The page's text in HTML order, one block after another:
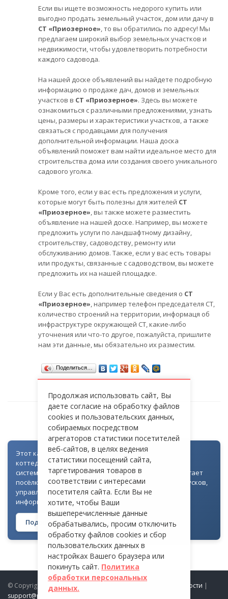
Если вы ищете возможность недорого купить или
выгодно продать земельный участок, дом или дачу в
СТ «Приозерное», то вы обратились по адресу! Мы
предлагаем широкий выбор земельных участков и
недвижимости, чтобы удовлетворить потребности
каждого садовода.
На нашей доске объявлений вы найдете подробную
информацию о продаже дач, домов и земельных
участков в СТ «Приозерное». Здесь вы можете
ознакомиться с различными предложениями, узнать
цены, размеры и характеристики участков, а также
связаться с продавцами для получения
дополнительной информации. Наша доска
объявлений поможет вам найти идеальное место для
строительства дома или создания своего уникального
садового уголка.
Кроме того, если у вас есть предложения и услуги,
которые могут быть полезны для жителей СТ
«Приозерное», вы также можете разместить
объявление на нашей доске. Например, вы можете
предложить услуги по ландшафтному дизайну,
строительству, садоводству, ремонту или
обслуживанию домов. Также, если у вас есть товары
или продукты, связанные с садоводством, вы можете
предложить их на нашей площадке.
Если у Вас есть дополнительные сведения о СТ
«Приозерное», например телефон председателя СТ,
количество строений на территории, информаця об
инфраструктуре окружающей СТ, какие-либо
уточнения или что-то другое, пожалуйста, пришлите
нам эти данные, мы обязательно их разместим.
Поделиться…
СТ «ПРИОЗЕРНОЕ»
Этот каталог создан как часть цифровой экосистемы
коттеджных посёлков: для всех объектов доступна
система контроля доступа через Telegram. Она помогает
посёлкам автоматизировать выдачу гостевых пропусков,
управлять доступом на территорию и оперативно
информировать жителей
Подробнее о технологии →
© Copyright 2026 ProDomiki.ru | Политика конфиденциальности |
support@prodomiki.ru
Продолжая использовать сайт, Вы
даете согласие на обработку файлов
cookies и пользовательских данных,
собираемых посредством
агрегаторов статистики посетителей
веб-сайтов, в целях ведения
статистики посещений сайта,
таргетирования товаров в
соответствии с интересами
посетителя сайта. Если Вы не
хотите, чтобы Ваши
вышеперечисленные данные
обрабатывались, просим отключить
обработку файлов cookies и сбор
пользовательских данных в
настройках Вашего браузера или
покинуть сайт. Политика
обработки персональных
данных.